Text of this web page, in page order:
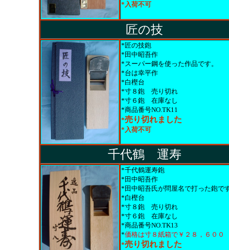
*入荷不可
匠の技
*匠の技鉋
*田中昭吾作
*スーパー鋼を使った作品です。
*台は幸平作
*白樫台
*寸８鉋 売り切れ
*寸６鉋 在庫なし
*商品番号NO.TK11
*売り切れました
*入荷不可
千代鶴 運寿
*千代鶴運寿鉋
*田中昭吾作
*田中昭吾氏が問屋名で打った鉋で
*白樫台
*寸８鉋 売り切れ
*寸６鉋 在庫なし
*商品番号NO.TK13
*価格は寸８紙箱で￥２８，６００
*売り切れました